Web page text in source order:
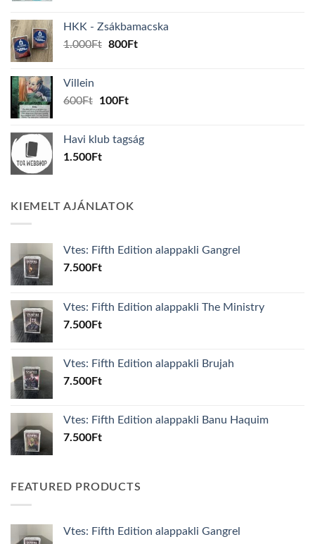
160Ft.150Ft.
HKK - Zsákbamacska
1.000Ft Original
800FtCurrent
Villein
600Ft
Original
600Ft.
100FtCurrent
100Ft.
Havi klub tagság
1.500Ft
KIEMELT AJÁNLATOK
Vtes: Fifth Edition alappakli Gangrel
7.500Ft
Vtes: Fifth Edition alappakli The Ministry
7.500Ft
Vtes: Fifth Edition alappakli Brujah
7.500Ft
Vtes: Fifth Edition alappakli Banu Haquim
7.500Ft
FEATURED PRODUCTS
Vtes: Fifth Edition alappakli Gangrel